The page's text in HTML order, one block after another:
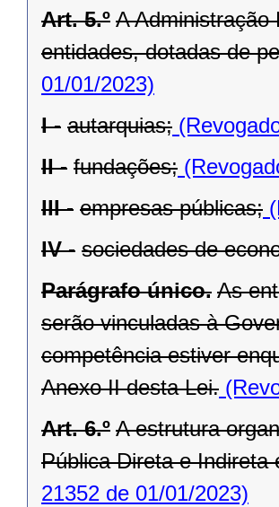
Art. 5.º A Administração
entidades, dotadas de
01/01/2023)
I - autarquias;
II - fundações;
III - empresas públicas;
IV - sociedades de
Parágrafo único. As
serão vinculadas à
competência estiver
Anexo II desta Lei.
Art. 6.º A estrutura
Pública Direta e
21352 de 01/01/2023)